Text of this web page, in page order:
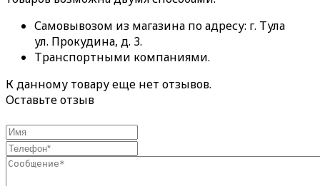
Самовывозом из магазина по адресу: г. Тула
ул. Прокудина, д. 3.
Транспортными компаниями.
К данному товару еще нет отзывов.
Оставьте отзыв